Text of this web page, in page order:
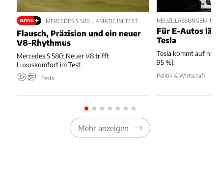
MERCEDES S 580 L 4MATIC IM TEST
Flausch, Präzision und ein neuer
V8-Rhythmus
Mercedes S 580: Neuer V8 trifft
Luxuskomfort im Test.
Tests
NEUZULASSUNGEN IM
Für E-Autos
Tesla
Tesla kommt auf nur
95 %).
Politik & Wirtschaft
Mehr anzeigen